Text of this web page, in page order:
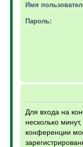
Имя
Пароль:
Для входа на
несколько
конференции